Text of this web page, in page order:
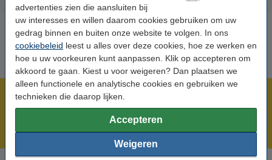
advertenties zien die aansluiten bij
uw interesses en willen daarom cookies gebruiken om uw
gedrag binnen en buiten onze website te volgen. In ons
cookiebeleid leest u alles over deze cookies, hoe ze werken en
hoe u uw voorkeuren kunt aanpassen. Klik op accepteren om
akkoord te gaan. Kiest u voor weigeren? Dan plaatsen we
alleen functionele en analytische cookies en gebruiken we
technieken die daarop lijken.
Accepteren
Weigeren
Meer dan 5 miljoen klanten!
Laagsteprijsgarantie!